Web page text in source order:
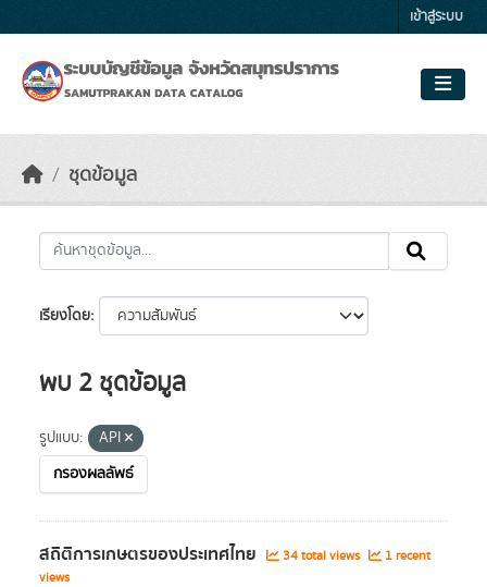
เข้าสู่ระบบ
ชุดข้อมูล
เรียงโดย
พบ 2 ชุดข้อมูล
รูปแบบ:
API
กรองผลลัพธ์
สถิติการเกษตรของประเทศไทย 34 total views
1 recent
views